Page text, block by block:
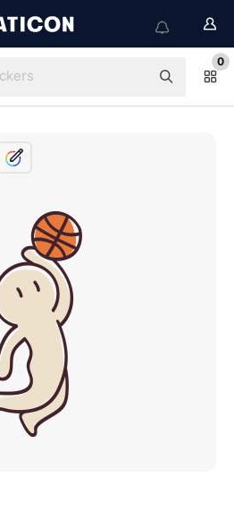
0